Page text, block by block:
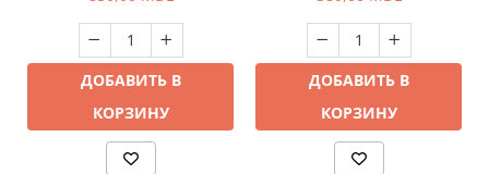
ДОБАВИТЬ В
КОРЗИНУ
ДОБАВИТЬ В
КОРЗИНУ